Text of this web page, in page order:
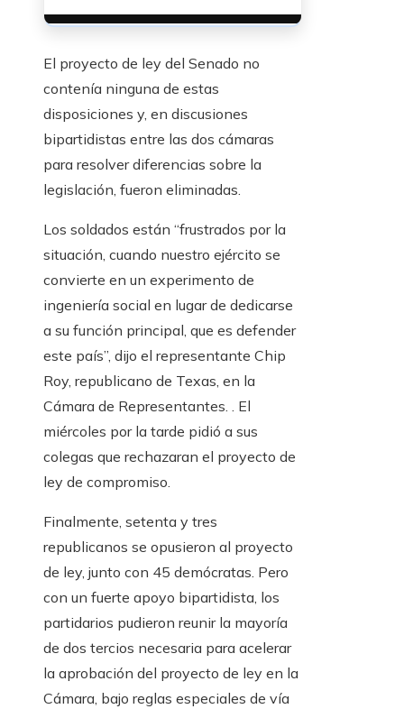
El proyecto de ley del Senado no
contenía ninguna de estas
disposiciones y, en discusiones
bipartidistas entre las dos cámaras
para resolver diferencias sobre la
legislación, fueron eliminadas.
Los soldados están “frustrados por la
situación, cuando nuestro ejército se
convierte en un experimento de
ingeniería social en lugar de dedicarse
a su función principal, que es defender
este país”, dijo el representante Chip
Roy, republicano de Texas, en la
Cámara de Representantes. . El
miércoles por la tarde pidió a sus
colegas que rechazaran el proyecto de
ley de compromiso.
Finalmente, setenta y tres
republicanos se opusieron al proyecto
de ley, junto con 45 demócratas. Pero
con un fuerte apoyo bipartidista, los
partidarios pudieron reunir la mayoría
de dos tercios necesaria para acelerar
la aprobación del proyecto de ley en la
Cámara, bajo reglas especiales de vía